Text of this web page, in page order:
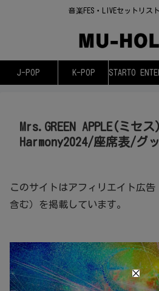
音楽FES・LIVEセットリス
J-POP K-POP STARTO
Mrs.GREEN APPLE(ミセ
Harmony2024/座席表/グ
このサイトはアフィリエイト広告
含む）を掲載しています。